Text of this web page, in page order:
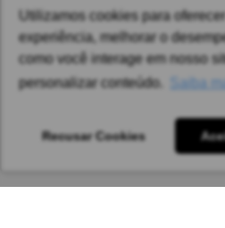
Utilizamos cookies para
experiência, melhorar o
como você interage em nosso
personalizar conteúdo.
Saiba
Recusar Cookies
As safras dos vinhos poderão ser diferentes
disponibilidade do nosso estoque. Alteração
sujeitas a alteração
Pedido mínimo: R$ 1.650,00
Imagens meramente